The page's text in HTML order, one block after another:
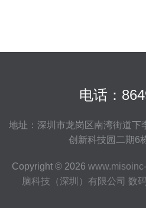
电话：
地址：深圳市龙岗区南湾街道下
创新科技园二期6
Copyright © 2026
脑科技（深圳）有限公司 数